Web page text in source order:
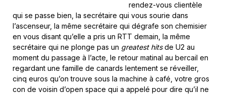
rendez-vous clientèle
qui se passe bien, la secrétaire qui vous sourie dans
l’ascenseur, la même secrétaire qui dégrafe son chemisier
en vous disant qu’elle a pris un RTT demain, la même
secrétaire qui ne plonge pas un greatest hitsde U2 au
moment du passage à l’acte, le retour matinal au bercail en
regardant une famille de canards lentement se réveiller,
cinq euros qu’on trouve sous la machine à café, votre gros
con de voisin d’open space qui a appelé pour dire qu’il ne